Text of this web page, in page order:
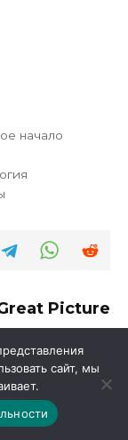
начало
Picture
сайт, мы